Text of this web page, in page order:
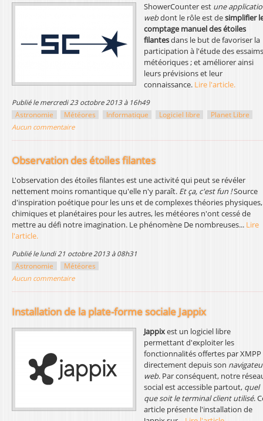
ShowerCounter est une
webdont le rôle est desimplifier
comptage manuel des étoiles
filantesdans le but de favoriser la
participation à l'étude des essaims
météoriques ; et améliorer ainsi
leurs prévisions et leur
connaissance. Lire l'article.
publié le mercredi 23 octobre 2013 à 16h49
Astronomie
Météores Informatique Logiciel libre
Planet Libre
Aucun commentaire
Observation des étoiles filantes
L'observation des étoiles filantes est une activité qui peut se révéler
nettement moins romantique qu'elle n'y paraît. Et ça, c'est fun !Source
d'inspiration poétique pour les uns et de complexes théories physiques,
chimiques et planétaires pour les autres, les météores n'ont cessé de
mettre au défi notre imagination. Le phénomène De nombreuses... Lire
l'article.
publié le lundi 21 octobre 2013 à 08h31
Astronomie
Météores
Aucun commentaire
Installation de la plate-forme sociale Jappix
Jappixest un logiciel libre
permettant d'exploiter les
fonctionnalités offertes par XMPP
directement depuis son
web. Par conséquent, notre
social est accessible partout, quel
que soit le terminal client utilisé.
article présente l'installation de